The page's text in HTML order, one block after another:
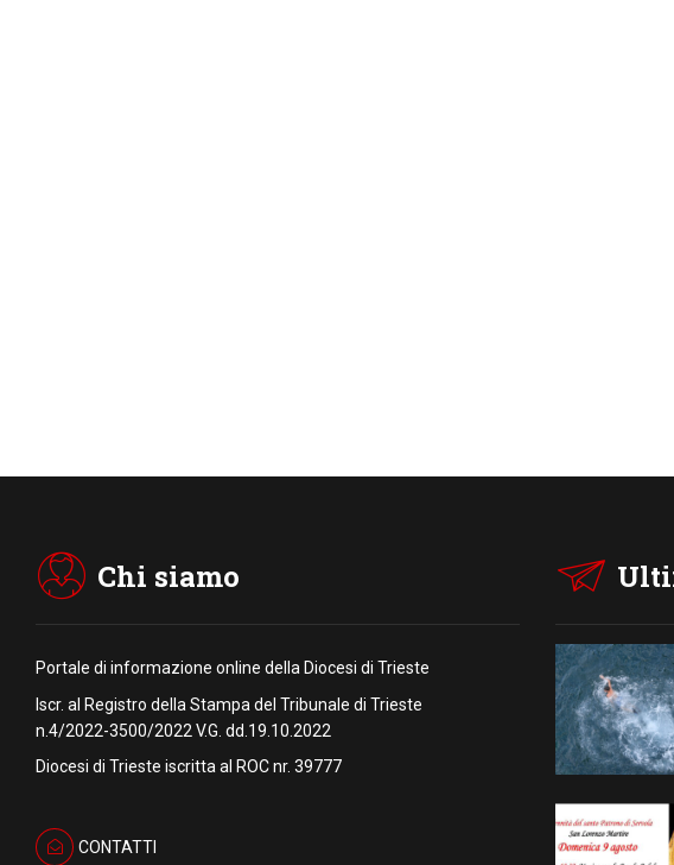
Chi siamo
Portale di informazione online della Diocesi di Trieste
Iscr. al Registro della Stampa del Tribunale di Trieste
n.4/2022-3500/2022 V.G. dd.19.10.2022
Diocesi di Trieste iscritta al ROC nr. 39777
CONTATTI